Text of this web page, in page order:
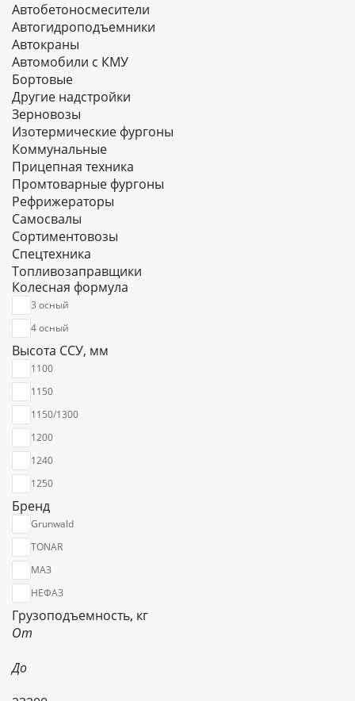
Автобетоносмесители
Автогидроподъемники
Автокраны
Автомобили с КМУ
Бортовые
Другие надстройки
Зерновозы
Изотермические фургоны
Коммунальные
Прицепная техника
Промтоварные фургоны
Рефрижераторы
Самосвалы
Сортиментовозы
Спецтехника
Топливозаправщики
Тягачи
Цельнометаллические фургоны
Цистерны
Шасси
Колесная формула
3 осный
4 осный
Высота ССУ, мм
1100
1150
1150/1300
1200
1240
1250
Бренд
Grunwald
TONAR
МАЗ
НЕФАЗ
Грузоподъемность, кг
От
До